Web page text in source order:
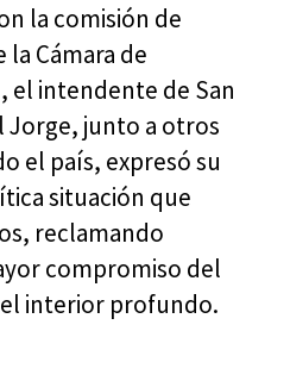
la comisión de
Cámara de
el intendente de San
Jorge, junto a otros
el país, expresó su
situación que
reclamando
compromiso del
interior profundo.